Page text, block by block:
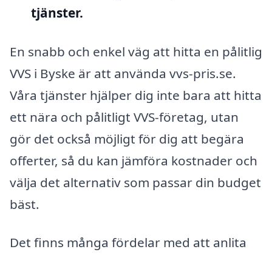
tjänster.
En snabb och enkel väg att hitta en pålitlig
VVS i Byske är att använda vvs-pris.se.
Våra tjänster hjälper dig inte bara att hitta
ett nära och pålitligt VVS-företag, utan
gör det också möjligt för dig att begära
offerter, så du kan jämföra kostnader och
välja det alternativ som passar din budget
bäst.
Det finns många fördelar med att anlita